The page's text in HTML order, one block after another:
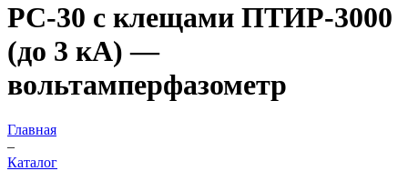
РС-30 с клещами ПТИР-3000
(до 3 кА) —
вольтамперфазометр
Главная
–
Каталог